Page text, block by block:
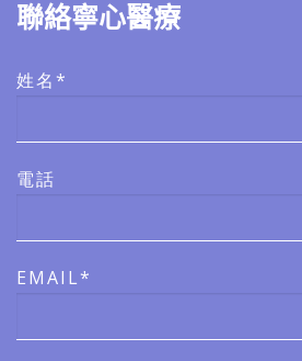
聯絡寧心醫療
姓名*
電話
EMAIL*